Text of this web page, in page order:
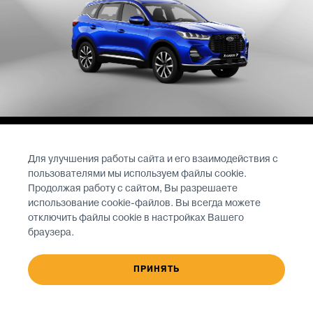
, Санкт-Петербург
XCITE и Т-Банк объявляют о партнерстве: теперь
автомобили бренда можно приобрести через
сервис «Авто». Для покупателей доступны две
модели бренда: среднеразмерный семейный
кроссовер X-Cross 7 и полноразмерный
Для улучшения работы сайта и его взаимодействия с
пользователями мы используем файлы cookie.
Продолжая работу с сайтом, Вы разрешаете
использование cookie-файлов. Вы всегда можете
отключить файлы cookie в настройках Вашего
браузера.
ПРИНЯТЬ